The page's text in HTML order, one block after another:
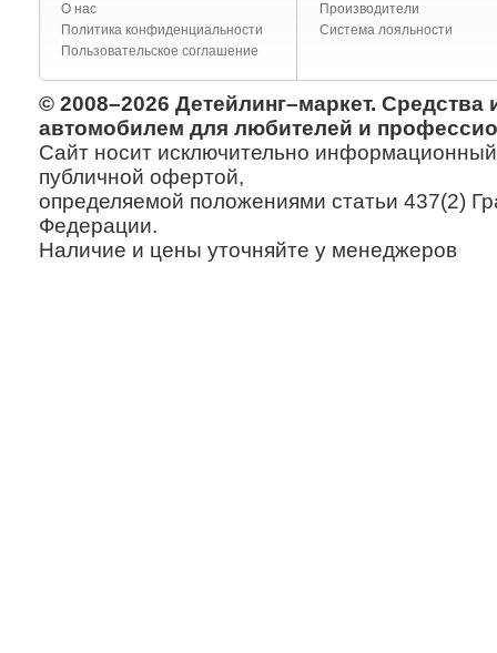
О нас
Политика конфиденциальности
Пользовательское соглашение
Производители
Система лояльности
© 2008–2026 Детейлинг–маркет. Средства
автомобилем для любителей и
Сайт носит исключительно информационный
публичной офертой,
определяемой положениями статьи 437(2)
Федерации.
Наличие и цены уточняйте у менеджеров